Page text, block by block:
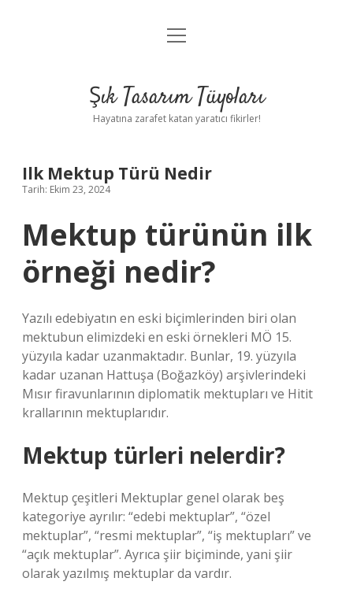
Anasayfa
Yasal Uyarı
menüyü
Şık Tasarım Tüyoları
Hayatına zarafet katan yaratıcı fikirler!
Ilk Mektup Türü Nedir
Tarih: Ekim 23, 2024
Mektup türünün ilk
örneği nedir?
Yazılı edebiyatın en eski biçimlerinden biri olan
mektubun elimizdeki en eski örnekleri MÖ 15.
yüzyıla kadar uzanmaktadır. Bunlar, 19. yüzyıla
kadar uzanan Hattuşa (Boğazköy) arşivlerindeki
Mısır firavunlarının diplomatik mektupları ve Hitit
krallarının mektuplarıdır.
Mektup türleri nelerdir?
Mektup çeşitleri Mektuplar genel olarak beş
kategoriye ayrılır: “edebi mektuplar”, “özel
mektuplar”, “resmi mektuplar”, “iş mektupları” ve
“açık mektuplar”. Ayrıca şiir biçiminde, yani şiir
olarak yazılmış mektuplar da vardır.